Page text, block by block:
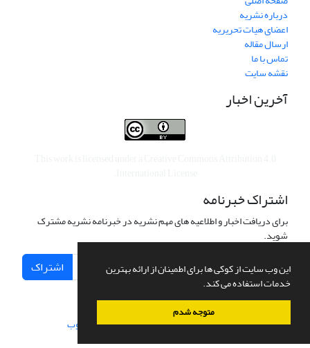
این وب سایت از کوکی ها برای اطمینان از ارائه بهترین
خدمات استفاده می کند.
متوجه شدم
درباره نشریه
اعضای هیات تحریریه
ارسال مقاله
تماس با ما
نقشه سایت
آخرین اخبار
اشتراک خبرنامه
برای دریافت اخبار و اطلاعیه های مهم نشریه در خبرنامه نشریه مشترک
شوید.
اشتراک
سامانه مدیریت نشریات علمی.طراحی و پیاده سازی از سیناوب